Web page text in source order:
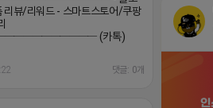
리뷰/리워드 - 스마트스토어/쿠팡
(카톡)
댓글: 0개